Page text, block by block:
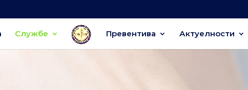
Службе Превентива Актуелности